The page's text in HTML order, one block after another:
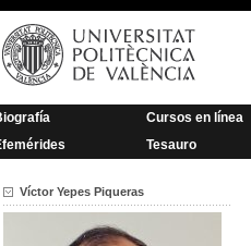
Cursos en línea
Tesauro
Víctor Yepes Piqueras